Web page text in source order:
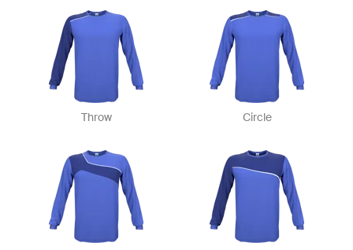
Throw Circle